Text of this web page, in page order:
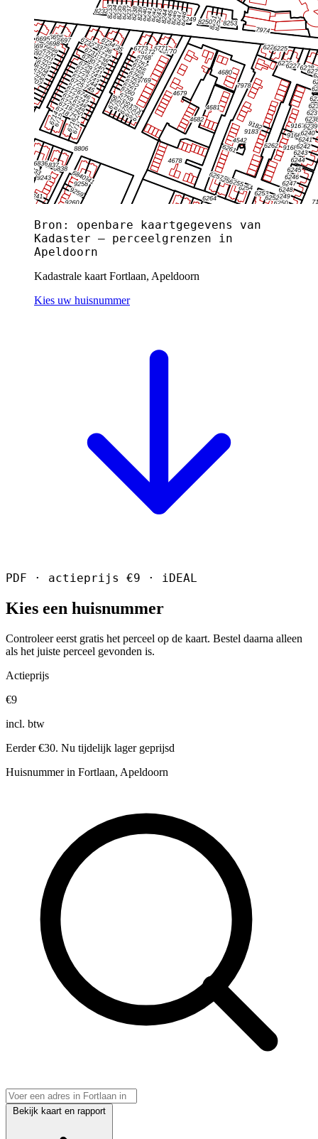
Bron: openbare kaartgegevens van
Kadaster — perceelgrenzen in
Apeldoorn
Kadastrale kaart Fortlaan, Apeldoorn
Kies uw huisnummer
PDF · actieprijs €9 · iDEAL
Kies een huisnummer
Controleer eerst gratis het perceel op de kaart. Bestel daarna alleen
als het juiste perceel gevonden is.
Actieprijs
€9
incl. btw
Eerder €30. Nu tijdelijk lager geprijsd
Huisnummer in Fortlaan, Apeldoorn
Bekijk kaart en rapport